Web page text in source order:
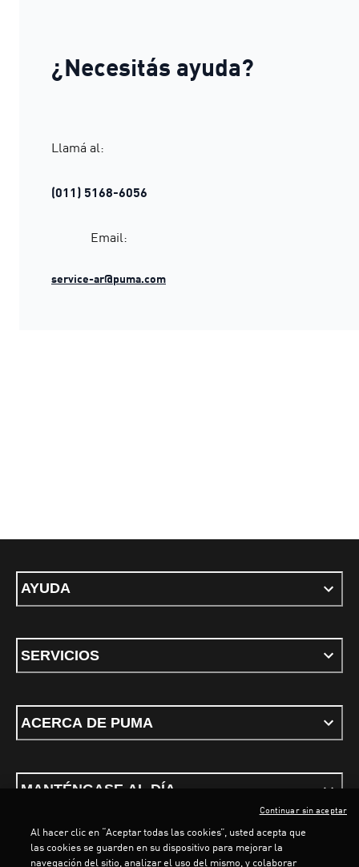
¿Necesitás ayuda?
Llamá al:
(011) 5168-6056
Email:
service-ar@puma.com
AYUDA
SERVICIOS
ACERCA DE PUMA
MANTÉNGASE AL DÍA
Al hacer clic en “Aceptar todas las cookies”, usted acepta que
las cookies se guarden en su dispositivo para mejorar la
navegación del sitio, analizar el uso del mismo, y colaborar
Continuar sin aceptar